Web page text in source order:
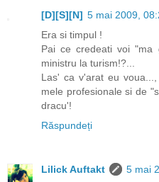
[D][S][N] 5 mai 2009,
Era si timpul !
Pai ce credeati voi "ma
ministru la turism!?...
Las' ca v'arat eu
mele profesionale si de
dracu'!
Răspundeți
Lilick Auftakt
5 mai